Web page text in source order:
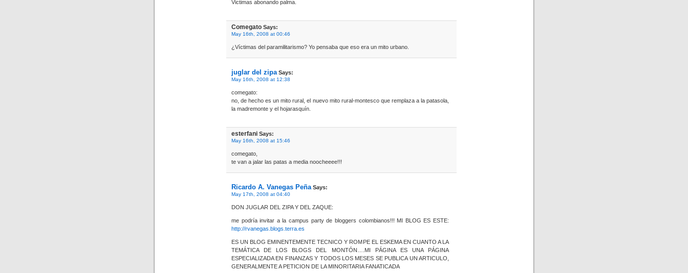
Victimas abonando palma.
Comegato Says:
May 16th, 2008 at 00:46
¿Víctimas del paramilitarismo? Yo pensaba que eso era un mito urbano.
juglar del zipa Says:
May 16th, 2008 at 12:38
comegato:
no, de hecho es un mito rural, el nuevo mito rural-montesco que remplaza a la patasola,
la madremonte y el hojarasquín.
esterfani Says:
May 16th, 2008 at 15:46
comegato,
te van a jalar las patas a media noocheeee!!!
Ricardo A. Vanegas Peña Says:
May 17th, 2008 at 04:40
DON JUGLAR DEL ZIPA Y DEL ZAQUE:
me podría invitar a la campus party de bloggers colombianos!!! MI BLOG ES ESTE:
http://rvanegas.blogs.terra.es
ES UN BLOG EMINENTEMENTE TECNICO Y ROMPE EL ESKEMA EN CUANTO A LA
TEMÁTICA DE LOS BLOGS DEL MONTÓN….MI PÁGINA ES UNA PÁGINA
ESPECIALIZADA EN FINANZAS Y TODOS LOS MESES SE PUBLICA UN ARTICULO,
GENERALMENTE A PETICION DE LA MINORITARIA FANATICADA